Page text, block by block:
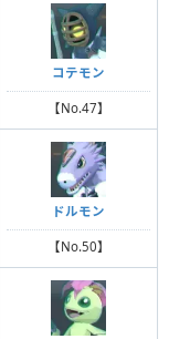
コテモン
【No.47】
ドルモン
【No.50】